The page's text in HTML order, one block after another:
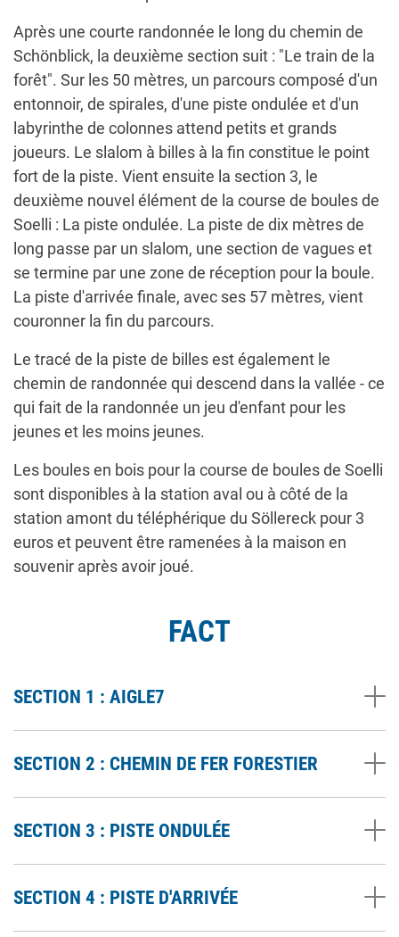
Après une courte randonnée le long du chemin de
Schönblick, la deuxième section suit : "Le train de la
forêt". Sur les 50 mètres, un parcours composé d'un
entonnoir, de spirales, d'une piste ondulée et d'un
labyrinthe de colonnes attend petits et grands
joueurs. Le slalom à billes à la fin constitue le point
fort de la piste. Vient ensuite la section 3, le
deuxième nouvel élément de la course de boules de
Soelli : La piste ondulée. La piste de dix mètres de
long passe par un slalom, une section de vagues et
se termine par une zone de réception pour la boule.
La piste d'arrivée finale, avec ses 57 mètres, vient
couronner la fin du parcours.
Le tracé de la piste de billes est également le
chemin de randonnée qui descend dans la vallée - ce
qui fait de la randonnée un jeu d'enfant pour les
jeunes et les moins jeunes.
Les boules en bois pour la course de boules de Soelli
sont disponibles à la station aval ou à côté de la
station amont du téléphérique du Söllereck pour 3
euros et peuvent être ramenées à la maison en
souvenir après avoir joué.
FACT
SECTION 1 : AIGLE7
SECTION 2 : CHEMIN DE FER FORESTIER
SECTION 3 : PISTE ONDULÉE
SECTION 4 : PISTE D'ARRIVÉE